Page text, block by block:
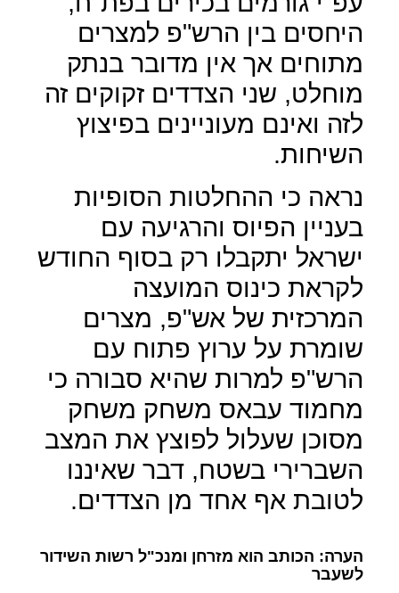
היחסים בין הרש"פ למצרים
מתוחים אך אין מדובר בנתק
מוחלט, שני הצדדים זקוקים זה
לזה ואינם מעוניינים בפיצוץ
השיחות.
נראה כי ההחלטות הסופיות
בעניין הפיוס והרגיעה עם
ישראל יתקבלו רק בסוף החודש
לקראת כינוס המועצה
המרכזית של אש"פ, מצרים
שומרת על ערוץ פתוח עם
הרש"פ למרות שהיא סבורה כי
מחמוד עבאס משחק משחק
מסוכן שעלול לפוצץ את המצב
השברירי בשטח, דבר שאיננו
לטובת אף אחד מן הצדדים.
הערה: הכותב הוא מזרחן ומנכ"ל רשות השידור
לשעבר